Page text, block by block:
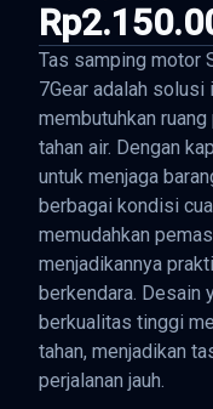
Tas samping motor
7Gear adalah solusi
membutuhkan
tahan air. Dengan
untuk menjaga
berbagai kondisi
memudahkan
menjadikannya
berkendara. Desain
berkualitas tinggi
tahan, menjadikan
perjalanan jauh.